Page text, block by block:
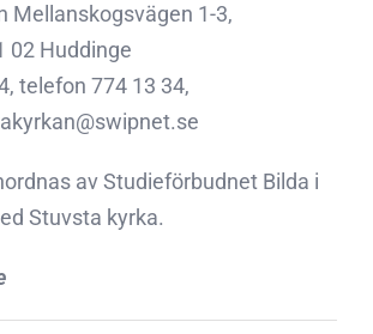
Mellanskogsvägen 1-3,
02 Huddinge
telefon 774 13 34,
av Studieförbudnet Bilda i
Stuvsta kyrka.